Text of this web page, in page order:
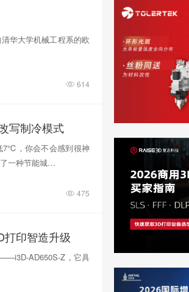
华大学机械工程系的欧
614
写制冷模式
7℃，你会不会感到很神
一种节能城…
475
打印智造升级
AD650S-Z，它具